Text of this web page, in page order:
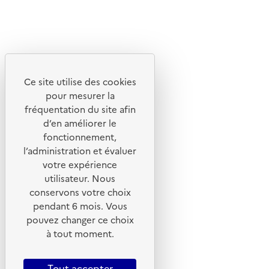
Youtube
Liens utiles
Portail de signalement
Foire aux questions
Formulaire de contact
Plan du site
CGU
Ce site utilise des cookies
pour mesurer la
fréquentation du site afin
d’en améliorer le
fonctionnement,
l’administration et évaluer
votre expérience
utilisateur. Nous
conservons votre choix
pendant 6 mois. Vous
pouvez changer ce choix
à tout moment.